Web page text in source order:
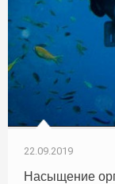
22.09.2019
Насыщение